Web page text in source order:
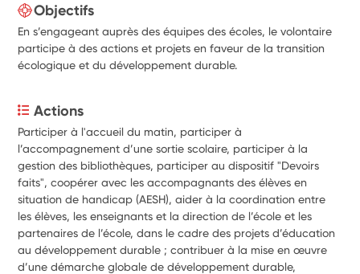
Objectifs
En s’engageant auprès des équipes des écoles, le volontaire
participe à des actions et projets en faveur de la transition
écologique et du développement durable.
Actions
Participer à l'accueil du matin, participer à
l’accompagnement d’une sortie scolaire, participer à la
gestion des bibliothèques, participer au dispositif "Devoirs
faits", coopérer avec les accompagnants des élèves en
situation de handicap (AESH), aider à la coordination entre
les élèves, les enseignants et la direction de l’école et les
partenaires de l’école, dans le cadre des projets d’éducation
au développement durable ; contribuer à la mise en œuvre
d’une démarche globale de développement durable,